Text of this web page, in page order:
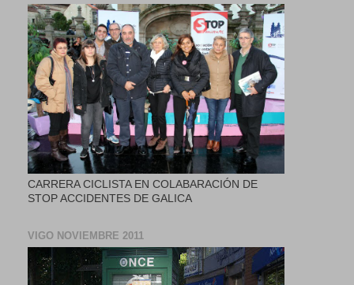
CARRERA CICLISTA EN COLABARACIÓN DE
STOP ACCIDENTES DE GALICA
VIGO NOVIEMBRE 2011